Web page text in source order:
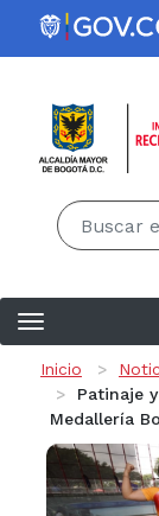
Pasar al
Ruta de
Inicio
Patinaje
Medallería